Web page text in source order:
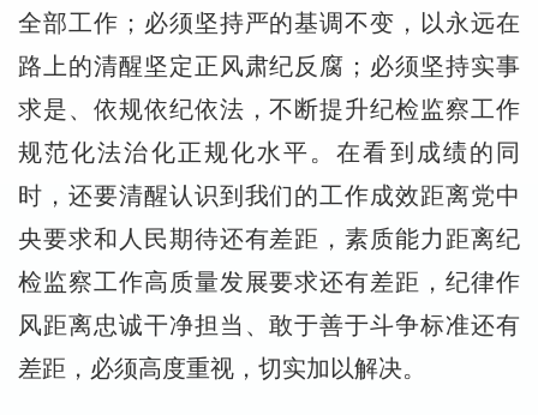
全部工作；必须坚持严的基调不变，以永远在
路上的清醒坚定正风肃纪反腐；必须坚持实事
求是、依规依纪依法，不断提升纪检监察工作
规范化法治化正规化水平。在看到成绩的同
时，还要清醒认识到我们的工作成效距离党中
央要求和人民期待还有差距，素质能力距离纪
检监察工作高质量发展要求还有差距，纪律作
风距离忠诚干净担当、敢于善于斗争标准还有
差距，必须高度重视，切实加以解决。